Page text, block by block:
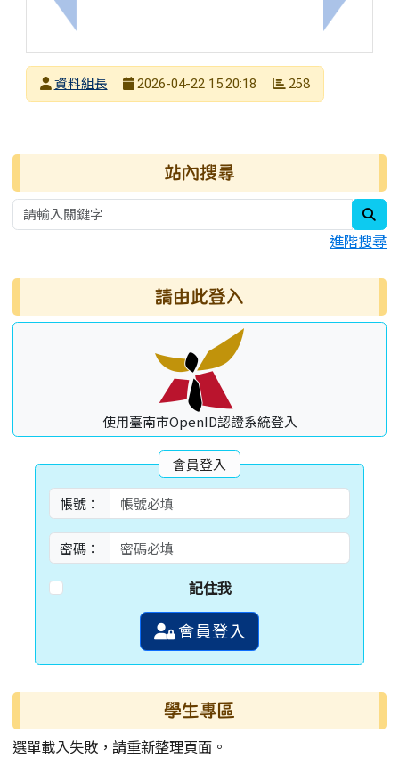
上一筆：核心素養公益講座－當標準答案消失時，
下一筆：
發布者
資料組長
2026-04-22 15:20:18 258
右邊區域內容 站內搜尋
進階搜尋
請由此登入
使用臺南市OpenID認證系統登入
會員登入
帳號：
密碼：
記住我
會員登入
學生專區
選單載入失敗，請重新整理頁面。